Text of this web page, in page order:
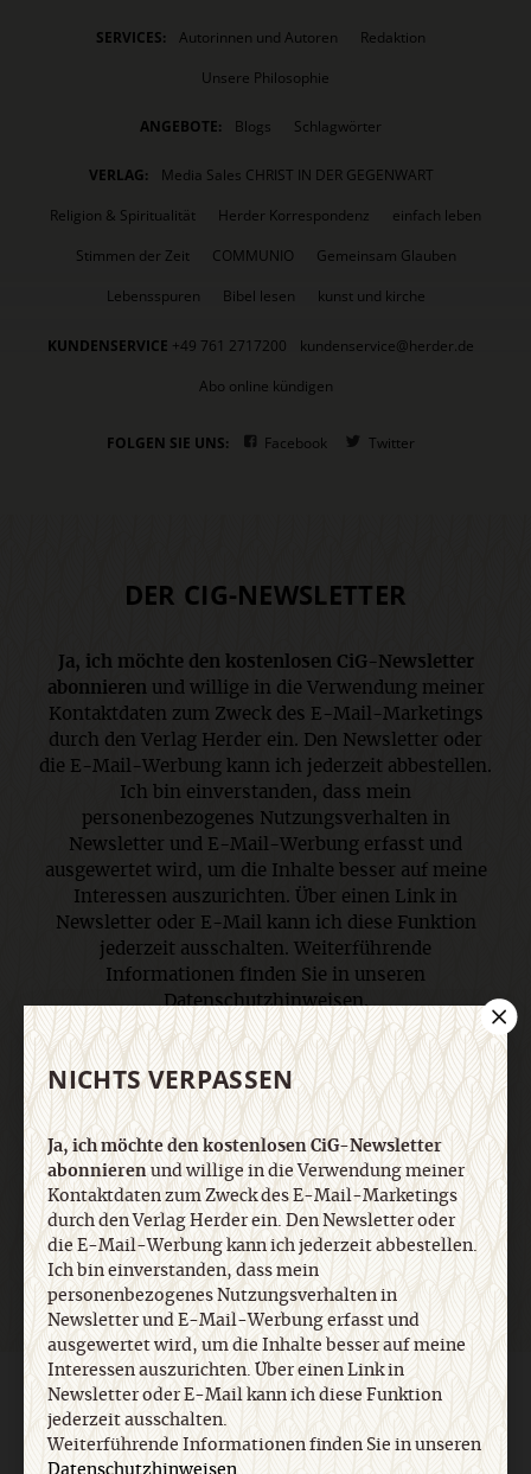
SERVICES: Autorinnen und Autoren
Redaktion
Unsere Philosophie
ANGEBOTE: Blogs Schlagwörter
VERLAG:
Media Sales CHRIST IN DER GEGENWART
Religion & Spiritualität
Herder Korrespondenz
einfach leben
Stimmen der Zeit
COMMUNIO
Gemeinsam Glauben
Lebensspuren
Bibel lesen kunst und kirche
KUNDENSERVICE +49 761 2717200
kundenservice@herder.de
Abo online kündigen
FOLGEN SIE UNS: Facebook Twitter
DER CIG-NEWSLETTER
Ja, ich möchte den kostenlosen CiG-Newsletter
abonnieren und willige in die Verwendung meiner
Kontaktdaten zum Zweck des E-Mail-Marketings
durch den Verlag Herder ein. Den Newsletter oder
die E-Mail-Werbung kann ich jederzeit abbestellen.
Ich bin einverstanden, dass mein
personenbezogenes Nutzungsverhalten in
Newsletter und E-Mail-Werbung erfasst und
ausgewertet wird, um die Inhalte besser auf meine
Interessen auszurichten. Über einen Link in
Newsletter oder E-Mail kann ich diese Funktion
jederzeit ausschalten. Weiterführende
Informationen finden Sie in unseren
Datenschutzhinweisen .
E-Mail
Jetzt anmelden
AGB und Widerrufsbelehrung Datenschutz
Barrierefreiheit
NICHTS VERPASSEN
Ja, ich möchte den kostenlosen CiG-Newsletter
abonnierenund willige in die Verwendung meiner
Kontaktdaten zum Zweck des E-Mail-Marketings
durch den Verlag Herder ein. Den Newsletter oder
die E-Mail-Werbung kann ich jederzeit abbestellen.
Ich bin einverstanden, dass mein
personenbezogenes Nutzungsverhalten in
Newsletter und E-Mail-Werbung erfasst und
ausgewertet wird, um die Inhalte besser auf meine
Interessen auszurichten. Über einen Link in
Newsletter oder E-Mail kann ich diese Funktion
jederzeit ausschalten.
Weiterführende Informationen finden Sie in unseren
Datenschutzhinweisen